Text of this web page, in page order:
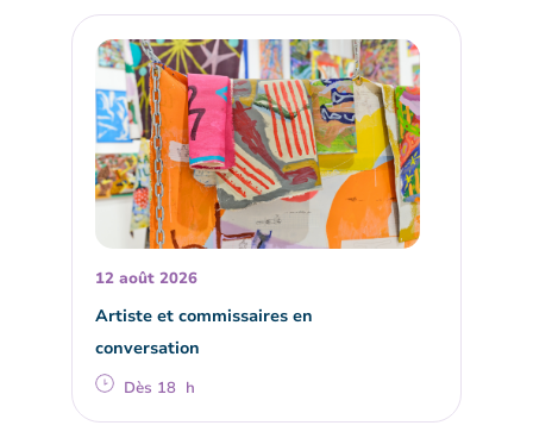
12 août 2026
Artiste et commissaires en
conversation
Dès 18 h